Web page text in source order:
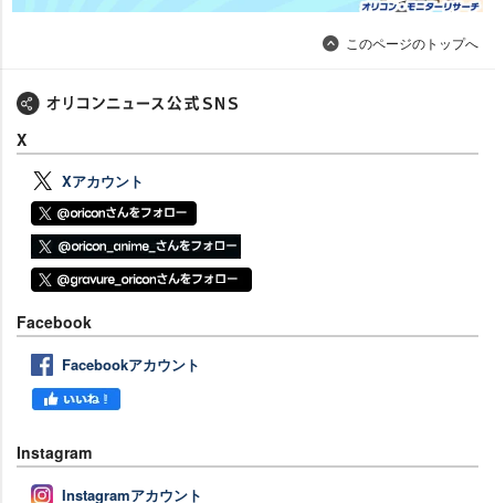
このページのトップへ
X
Xアカウント
Facebook
Facebookアカウント
Instagram
Instagramアカウント